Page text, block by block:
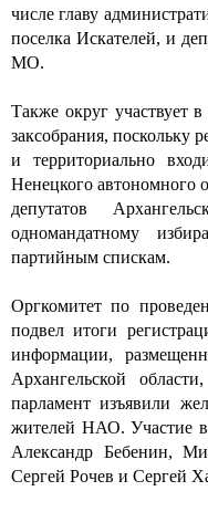
числе главу
поселка Искателей, и
МО.
Также округ участвует
заксобрания, поскольку
и территориально
Ненецкого автономного
депутатов
одномандатному
партийным спискам.
Оргкомитет по
подвел итоги
информации,
Архангельской
парламент изъявили
жителей НАО. Участие в
Александр Бебенин,
Сергей Рочев и Сергей